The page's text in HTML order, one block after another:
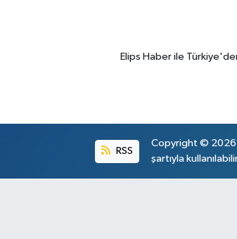
Elips Haber ile
RSS
Copyright © 2026.
şartıyla